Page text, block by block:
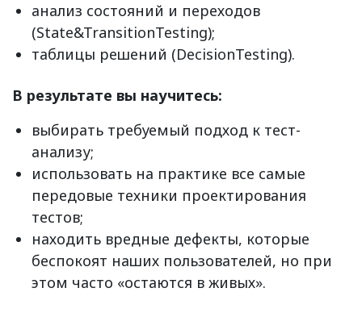
анализ состояний и переходов
(State&TransitionTesting);
таблицы решений (DecisionTesting).
В результате вы научитесь:
выбирать требуемый подход к тест-
анализу;
использовать на практике все самые
передовые техники проектирования
тестов;
находить вредные дефекты, которые
беспокоят наших пользователей, но при
этом часто «остаются в живых».